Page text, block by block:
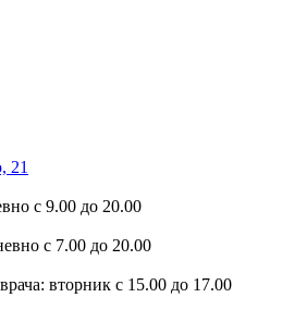
21
с 9.00 до 20.00
с 7.00 до 20.00
вторник с 15.00 до 17.00